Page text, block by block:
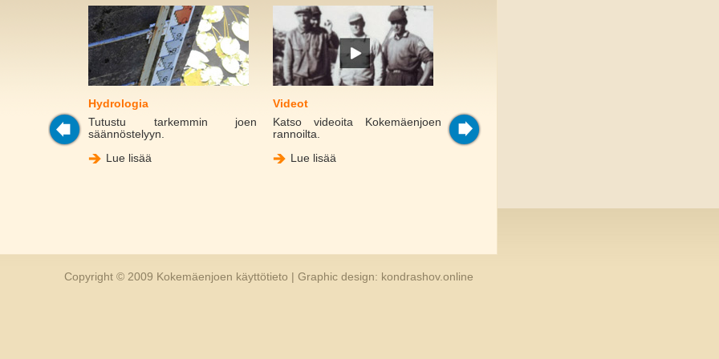
Hydrologia
Tutustu tarkemmin joen
säännöstelyyn.
Lue lisää
Videot
Katso videoita Kokemäenjoen
rannoilta.
Lue lisää
Tutustu tarkemmin joen
säännöstelyyn.
Copyright © 2009 Kokemäenjoen käyttötieto | Graphic design: kondrashov.online